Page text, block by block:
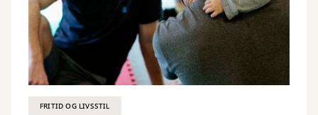
FRITID OG LIVSSTIL